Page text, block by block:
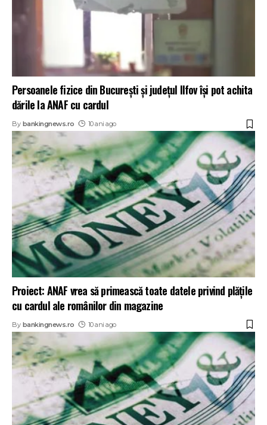
Persoanele fizice din București și județul Ilfov își pot achita
dările la ANAF cu cardul
By bankingnews.ro 10 ani ago
Proiect: ANAF vrea să primească toate datele privind plăţile
cu cardul ale românilor din magazine
By bankingnews.ro 10 ani ago